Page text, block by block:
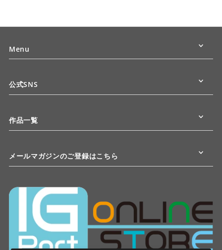
Menu
公式SNS
作品一覧
メールマガジンのご登録はこちら